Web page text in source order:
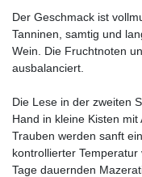
Der Geschmack ist
Tanninen, samtig und
Wein. Die Fruchtnoten
ausbalanciert.
Die Lese in der zweiten
Hand in kleine Kisten
Trauben werden sanft
kontrollierter
Tage dauernden